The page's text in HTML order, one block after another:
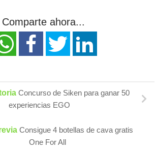
Comparte ahora...
Concurso de Siken para ganar 50
experiencias EGO
Consigue 4 botellas de cava gratis
One For All